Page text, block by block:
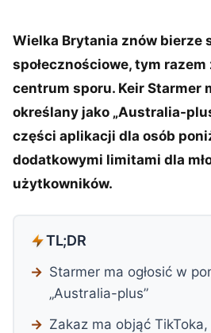
Wielka Brytania znów bierze
społecznościowe, tym
centrum sporu. Keir Starmer
określany jako „Australia-
części aplikacji dla osób
dodatkowymi limitami dla
użytkowników.
TL;DR
Starmer ma ogłosić w
„Australia-plus”
Zakaz ma objąć